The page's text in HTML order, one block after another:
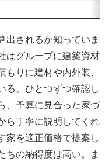
出されるか知っていま
はグループに建築資材
りに建材や内外装、
る。ひとつずつ確認し
、予算に見合った家づ
ら丁寧に説明してくれ
家を適正価格で提案し
ちの納得度は高い。ま